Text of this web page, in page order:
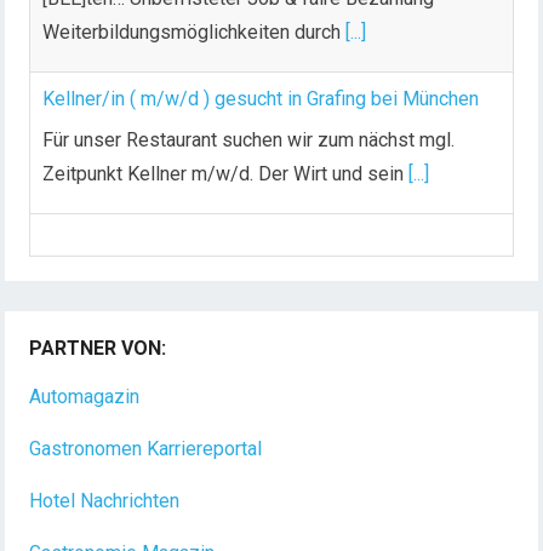
Weiterbildungsmöglichkeiten durch [...]
Kellner/in ( m/w/d ) gesucht in Grafing bei München
Zeitpunkt Kellner m/w/d. Der Wirt und sein [...]
Chef de Rang (m/w/d) gesucht – Hotel 47° in
Konstanz
liebst[...]
PARTNER VON:
Automagazin
Gastronomen Karriereportal
Hotel Nachrichten